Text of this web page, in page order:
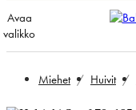
Avaa
valikko
Miehet Huivit